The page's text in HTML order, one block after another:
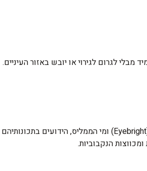
מבלי לגרום לגירוי או יובש באזור העיניים.
מועשר בתמצית יופרזיה (Eyebright) ומי הממליס, הידועים בתכונותיהם
הנקבוביות.